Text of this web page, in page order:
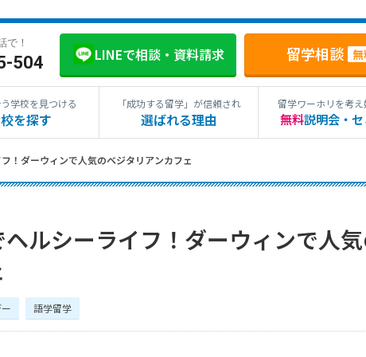
で！
504 LINEで相談・資料請求 留学相談
学校を見つける
を探す
「成功する留学」が信頼され
選ばれる理由
留学ワーホリを考え
無料説明会・
！ダーウィンで人気のベジタリアンカフェ
ルシーライフ！ダーウィンで人
語学留学